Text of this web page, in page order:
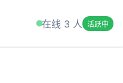
在线 3 人 活跃中